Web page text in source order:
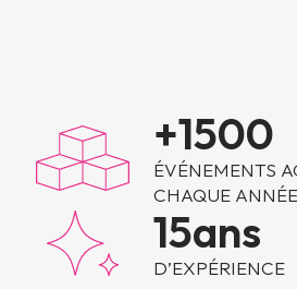
+1500
ÉVÉNEMENTS
CHAQUE ANNÉE
15ans
D’EXPÉRIENCE